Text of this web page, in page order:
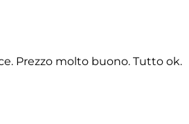
Prezzo molto buono. Tutto ok.